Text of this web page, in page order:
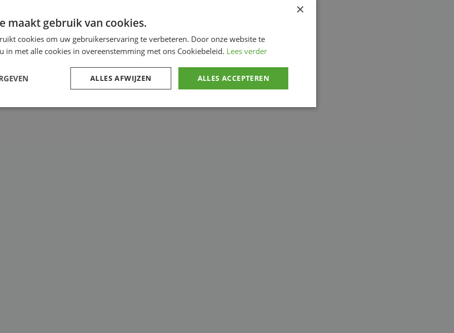
×
maakt gebruik van cookies.
cookies om uw gebruikerservaring te verbeteren. Door onze website te
in met alle cookies in overeenstemming met ons Cookiebeleid. Lees verder
ALLES ACCEPTEREN
ALLES AFWIJZEN